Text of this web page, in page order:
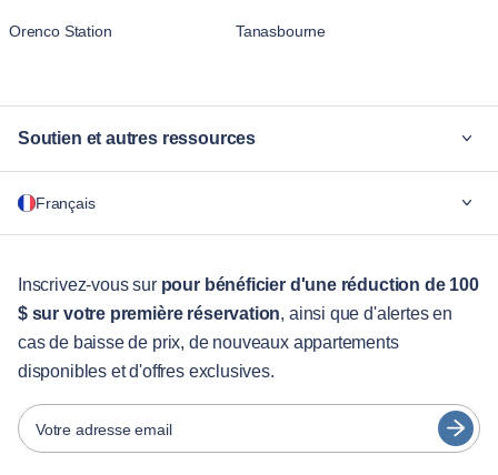
Orenco Station Tanasbourne
Soutien et autres ressources
Pour les entreprises
Services aux visiteurs
Guides des villes
Partenaires
Opérateurs de location de meubles
Propriétaires
Français
English
Português
Español
Français
Inscrivez-vous sur pour bénéficier d'une réduction de 100
$ sur votre première réservation, ainsi que d'alertes en
cas de baisse de prix, de nouveaux appartements
disponibles et d'offres exclusives.
Votre adresse email